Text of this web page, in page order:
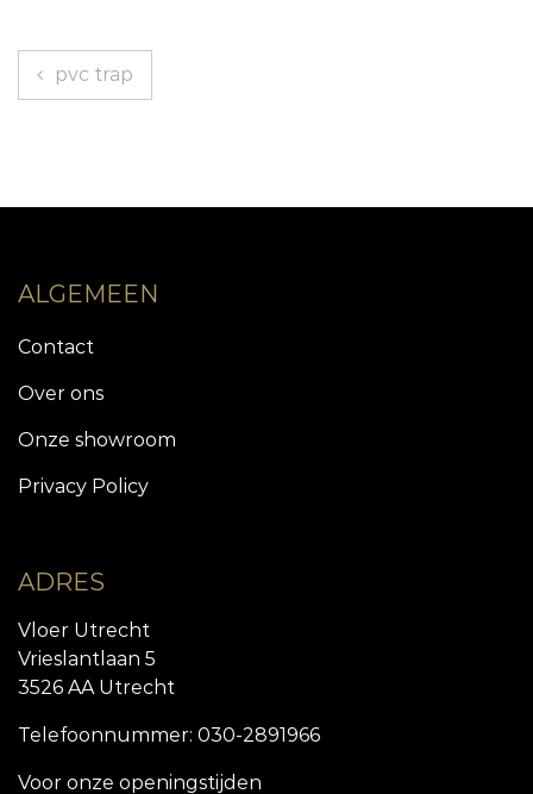
Bericht
navigatie
pvc trap
ALGEMEEN
Contact
Over ons
Onze showroom
Privacy Policy
ADRES
Vloer Utrecht
Vrieslantlaan 5
3526 AA Utrecht
Telefoonnummer: 030-2891966
Voor onze openingstijden